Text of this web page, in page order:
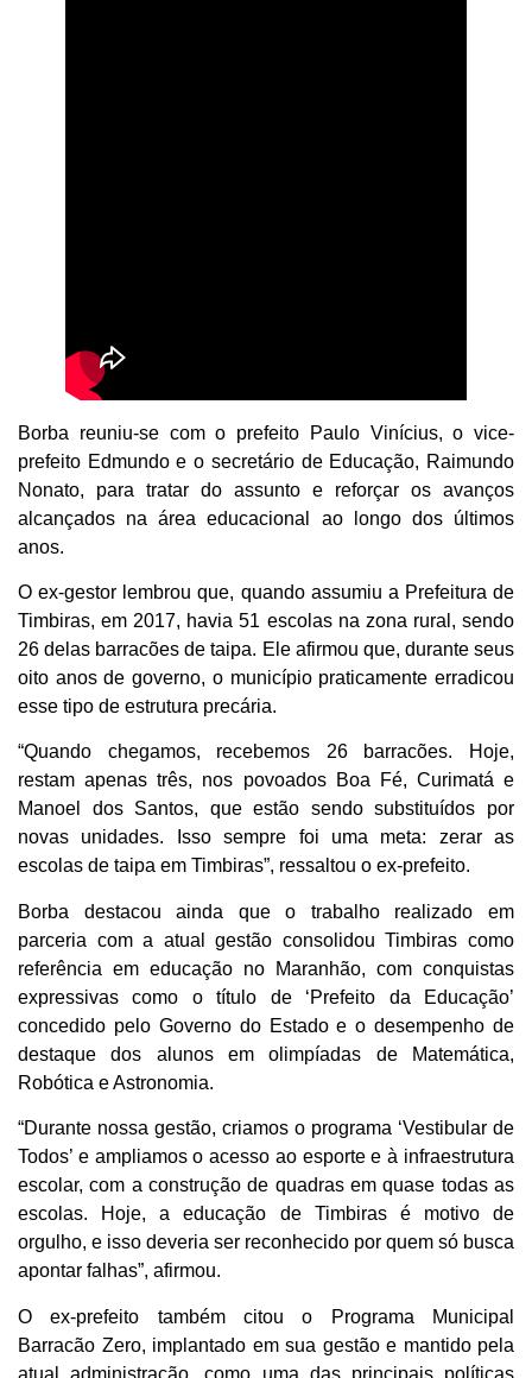
Borba reuniu-se com o prefeito Paulo Vinícius, o vice-
prefeito Edmundo e o secretário de Educação, Raimundo
Nonato, para tratar do assunto e reforçar os avanços
alcançados na área educacional ao longo dos últimos
anos.
O ex-gestor lembrou que, quando assumiu a Prefeitura de
Timbiras, em 2017, havia 51 escolas na zona rural, sendo
26 delas barracões de taipa. Ele afirmou que, durante seus
oito anos de governo, o município praticamente erradicou
esse tipo de estrutura precária.
“Quando chegamos, recebemos 26 barracões. Hoje,
restam apenas três, nos povoados Boa Fé, Curimatá e
Manoel dos Santos, que estão sendo substituídos por
novas unidades. Isso sempre foi uma meta: zerar as
escolas de taipa em Timbiras”, ressaltou o ex-prefeito.
Borba destacou ainda que o trabalho realizado em
parceria com a atual gestão consolidou Timbiras como
referência em educação no Maranhão, com conquistas
expressivas como o título de ‘Prefeito da Educação’
concedido pelo Governo do Estado e o desempenho de
destaque dos alunos em olimpíadas de Matemática,
Robótica e Astronomia.
“Durante nossa gestão, criamos o programa ‘Vestibular de
Todos’ e ampliamos o acesso ao esporte e à infraestrutura
escolar, com a construção de quadras em quase todas as
escolas. Hoje, a educação de Timbiras é motivo de
orgulho, e isso deveria ser reconhecido por quem só busca
apontar falhas”, afirmou.
O ex-prefeito também citou o Programa Municipal
Barracão Zero, implantado em sua gestão e mantido pela
atual administração, como uma das principais políticas